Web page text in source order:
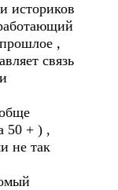
историков
,
связь
50 + ) ,
не так